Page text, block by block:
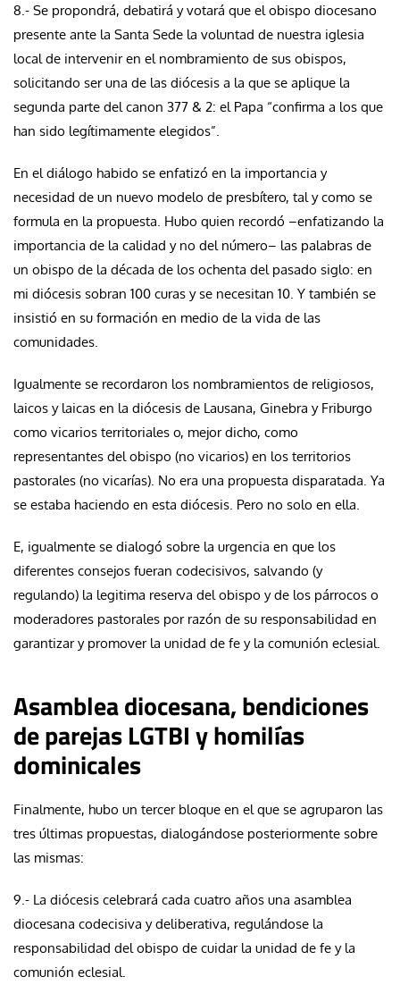
8.- Se propondrá, debatirá y votará que el obispo diocesano
presente ante la Santa Sede la voluntad de nuestra iglesia
local de intervenir en el nombramiento de sus obispos,
solicitando ser una de las diócesis a la que se aplique la
segunda parte del canon 377 & 2: el Papa “confirma a los que
han sido legítimamente elegidos”.
En el diálogo habido se enfatizó en la importancia y
necesidad de un nuevo modelo de presbítero, tal y como se
formula en la propuesta. Hubo quien recordó –enfatizando la
importancia de la calidad y no del número– las palabras de
un obispo de la década de los ochenta del pasado siglo: en
mi diócesis sobran 100 curas y se necesitan 10. Y también se
insistió en su formación en medio de la vida de las
comunidades.
Igualmente se recordaron los nombramientos de religiosos,
laicos y laicas en la diócesis de Lausana, Ginebra y Friburgo
como vicarios territoriales o, mejor dicho, como
representantes del obispo (no vicarios) en los territorios
pastorales (no vicarías). No era una propuesta disparatada. Ya
se estaba haciendo en esta diócesis. Pero no solo en ella.
E, igualmente se dialogó sobre la urgencia en que los
diferentes consejos fueran codecisivos, salvando (y
regulando) la legitima reserva del obispo y de los párrocos o
moderadores pastorales por razón de su responsabilidad en
garantizar y promover la unidad de fe y la comunión eclesial.
Asamblea diocesana, bendiciones
de parejas LGTBI y homilías
dominicales
Finalmente, hubo un tercer bloque en el que se agruparon las
tres últimas propuestas, dialogándose posteriormente sobre
las mismas:
9.- La diócesis celebrará cada cuatro años una asamblea
diocesana codecisiva y deliberativa, regulándose la
responsabilidad del obispo de cuidar la unidad de fe y la
comunión eclesial.